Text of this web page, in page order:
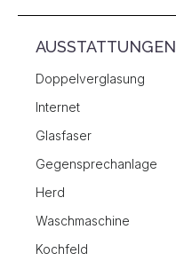
AUSSTATTUNGEN
Doppelverglasung
Internet
Glasfaser
Gegensprechanlage
Herd
Waschmaschine
Kochfeld